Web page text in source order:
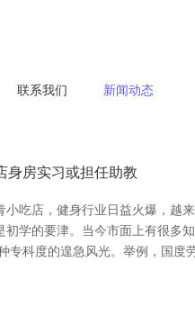
联系我们 新闻动态
身房实习或担任助教
吃店，健身行业日益火爆，越
学的要津。当今市面上有很多
专科度的遑急风光。举例，国